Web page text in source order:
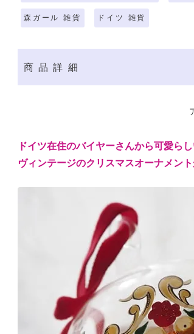
森ガール 雑貨 ドイツ 雑貨
商品詳細
ドイツ在住のバイヤーさんから可愛ら
ヴィンテージのクリスマスオーナメント